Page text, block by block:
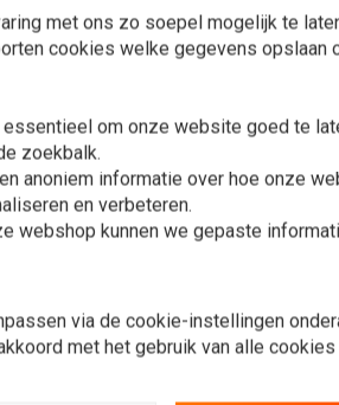
met ons zo soepel mogelijk te
cookies welke gegevens opslaan
om onze website goed te
zoekbalk.
anoniem informatie over hoe onze
en verbeteren.
webshop kunnen we gepaste
via de cookie-instellingen
met het gebruik van alle